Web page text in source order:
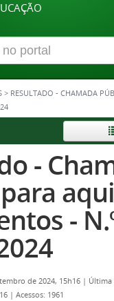
> RESULTADO - CHAMADA
-
-
de 2024, 15h16 | Última
| Acessos: 1961